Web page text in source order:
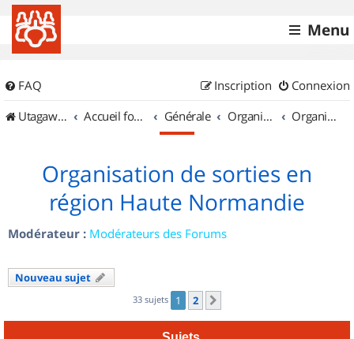
Menu
FAQ Connexion
Inscription
UtagawaVTT (Randos VTT et VTTAE avec traces GPS)
Accueil forum Générale Organisation de sorties & Recherche de partenaires Organisation de sorties en région Haute Normandie
Organisation de sorties en
région Haute Normandie
Modérateur : Modérateurs des Forums
Nouveau sujet
33 sujets 1 2